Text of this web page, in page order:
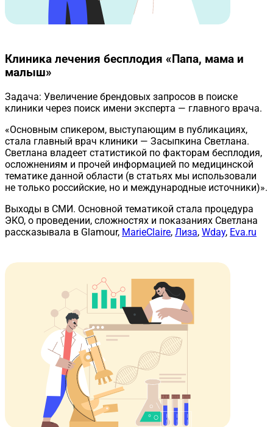
Клиника лечения бесплодия «Папа, мама и
малыш»
Задача: Увеличение брендовых запросов в поиске
клиники через поиск имени эксперта — главного врача.
«Основным спикером, выступающим в публикациях,
стала главный врач клиники — Засыпкина Светлана.
Светлана владеет статистикой по факторам бесплодия,
осложнениям и прочей информацией по медицинской
тематике данной области (в статьях мы использовали
не только российские, но и международные источники)».
Выходы в СМИ. Основной тематикой стала процедура
ЭКО, о проведении, сложностях и показаниях Светлана
рассказывала в Glamour, MarieClaire, Лиза, Wday, Eva.ru